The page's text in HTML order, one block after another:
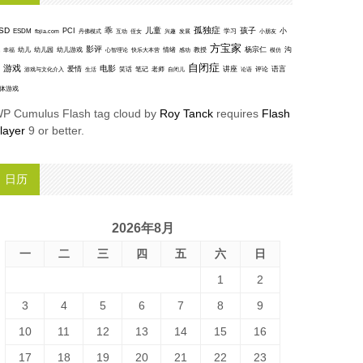
ESDM fbjia.com PCI 丹佛模式 乖 互动 侄女 儿童 兴趣 发展 孤独症 学习 孩子 小朋友 小
幸福 幼儿 幼儿园 幼儿游戏 影评 心智理论 快乐大本营 情绪 感动 教授 方宝家 杨宗仁 模仿 沟
游戏 游戏与文化介入 爱情 生活 电影 笑话 笔记 老师 自闭儿 自闭症 讲座 论语 评论 语言
游戏
Cumulus Flash tag cloud by Roy Tanck requires Flash
9 or better.
日历
2026年8月
一 二 三 四 五 六
日
1
2
3
4 5 6 7 8
9
10
11 12 13 14 15
16
17
18 19 20 21 22
23